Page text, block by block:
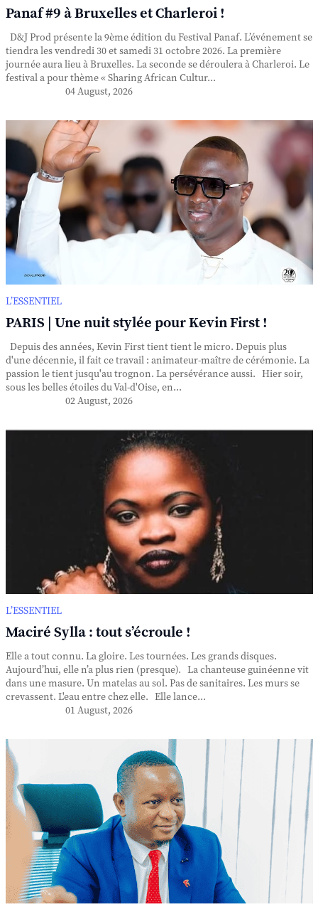
Panaf #9 à Bruxelles et Charleroi !
D&J Prod présente la 9ème édition du Festival Panaf. L’événement se
tiendra les vendredi 30 et samedi 31 octobre 2026. La première
journée aura lieu à Bruxelles. La seconde se déroulera à Charleroi. Le
festival a pour thème « Sharing African Cultur...
04 August, 2026
L’ESSENTIEL
PARIS | Une nuit stylée pour Kevin First !
Depuis des années, Kevin First tient tient le micro. Depuis plus
d'une décennie, il fait ce travail : animateur-maître de cérémonie. La
passion le tient jusqu'au trognon. La persévérance aussi. Hier soir,
sous les belles étoiles du Val-d'Oise, en...
02 August, 2026
L’ESSENTIEL
Maciré Sylla : tout s’écroule !
Elle a tout connu. La gloire. Les tournées. Les grands disques.
Aujourd’hui, elle n’a plus rien (presque). La chanteuse guinéenne vit
dans une masure. Un matelas au sol. Pas de sanitaires. Les murs se
crevassent. L'eau entre chez elle. Elle lance...
01 August, 2026